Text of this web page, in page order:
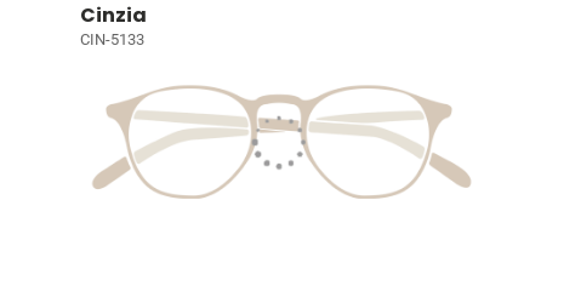
Cinzia
CIN-5133